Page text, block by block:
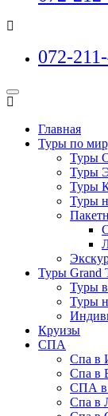
072-
Главная
Туры по
Туры
Туры
Туры
Туры
Туры Grand
Туры
Туры
Круизы
СПА
Спа в
Спа в
СПА в
Спа в